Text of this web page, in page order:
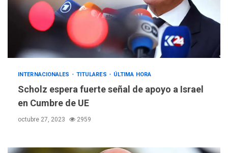
INTERNACIONALES TITULARES ÚLTIMA HORA
Scholz espera fuerte señal de apoyo a Israel
en Cumbre de UE
octubre 27, 2023 2959